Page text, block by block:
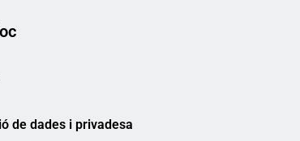
de dades i privadesa